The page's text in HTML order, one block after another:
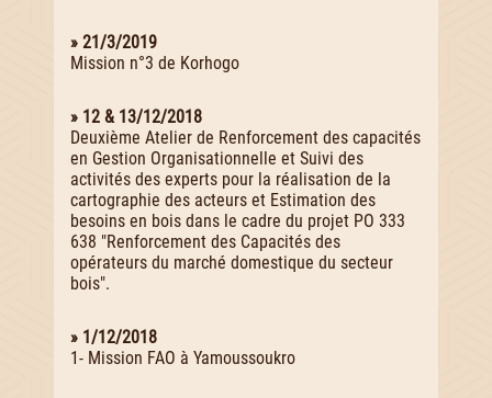
» 21/3/2019
Mission n°3 de Korhogo
» 12 & 13/12/2018
Deuxième Atelier de Renforcement des capacités
en Gestion Organisationnelle et Suivi des
activités des experts pour la réalisation de la
cartographie des acteurs et Estimation des
besoins en bois dans le cadre du projet PO 333
638 "Renforcement des Capacités des
opérateurs du marché domestique du secteur
bois".
» 1/12/2018
1- Mission FAO à Yamoussoukro